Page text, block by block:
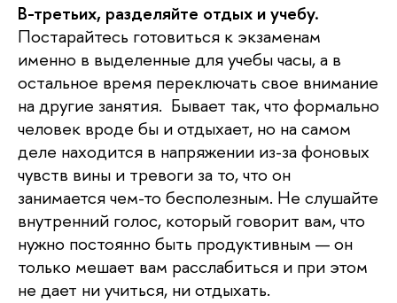
В-третьих, разделяйте отдых и учебу.
Постарайтесь готовиться к экзаменам
именно в выделенные для учебы часы, а в
остальное время переключать свое внимание
на другие занятия. Бывает так, что формально
человек вроде бы и отдыхает, но на самом
деле находится в напряжении из-за фоновых
чувств вины и тревоги за то, что он
занимается чем-то бесполезным. Не слушайте
внутренний голос, который говорит вам, что
нужно постоянно быть продуктивным — он
только мешает вам расслабиться и при этом
не дает ни учиться, ни отдыхать.